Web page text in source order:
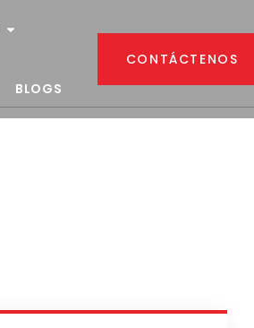
BLOGS
CONTÁCTENOS